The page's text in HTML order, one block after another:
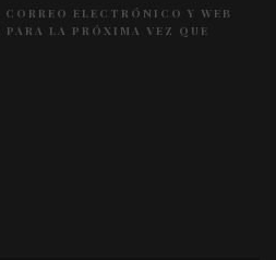
ELECTRÓNICO Y WEB
PARA LA PRÓXIMA VEZ QUE